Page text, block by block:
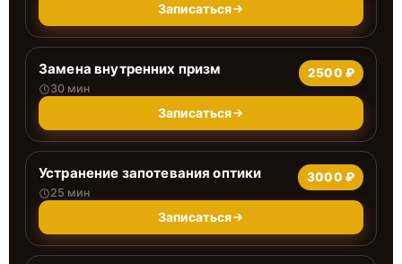
Записаться
Замена внутренних призм
30 мин
2500 ₽
Записаться
Устранение запотевания оптики
25 мин
3000 ₽
Записаться